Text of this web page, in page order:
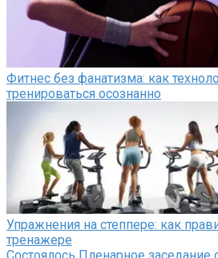
Фитнес без фанатизма: как
тренироваться осознанно
Упражнения на степпере: как
тренажере